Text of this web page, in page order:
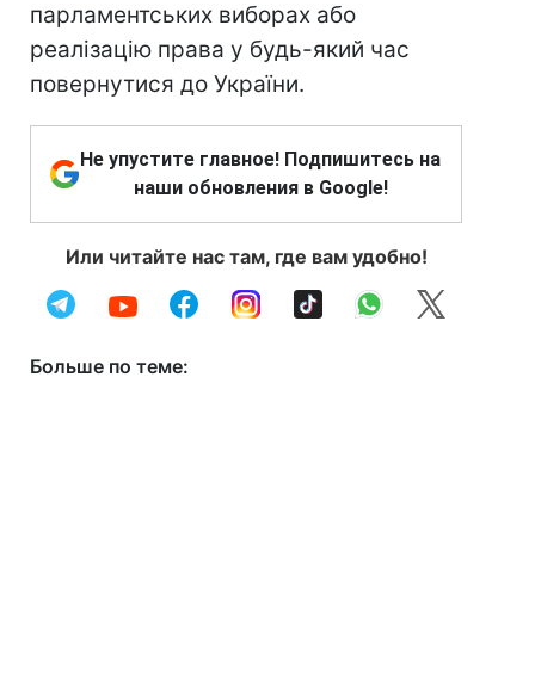
парламентських виборах або
реалізацію права у будь-який час
повернутися до України.
Не упустите главное! Подпишитесь на
наши обновления в Google!
Или читайте нас там, где вам удобно!
Больше по теме: